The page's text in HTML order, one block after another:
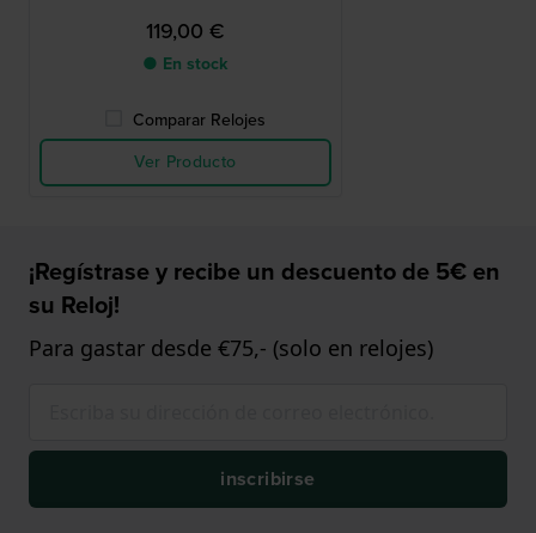
119,00 €
● En stock
Comparar Relojes
Ver Producto
¡Regístrase y recibe un descuento de 5€ en
su Reloj!
Para gastar desde €75,- (solo en relojes)
inscribirse